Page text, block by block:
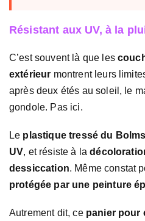
Résistant aux UV, à la
C’est souvent là que les
extérieur montrent leurs
après deux étés au soleil, le
gondole. Pas ici.
Le plastique tressé du
UV, et résiste à la
dessiccation. Même constat
protégée par une peinture
Autrement dit, ce panier pour